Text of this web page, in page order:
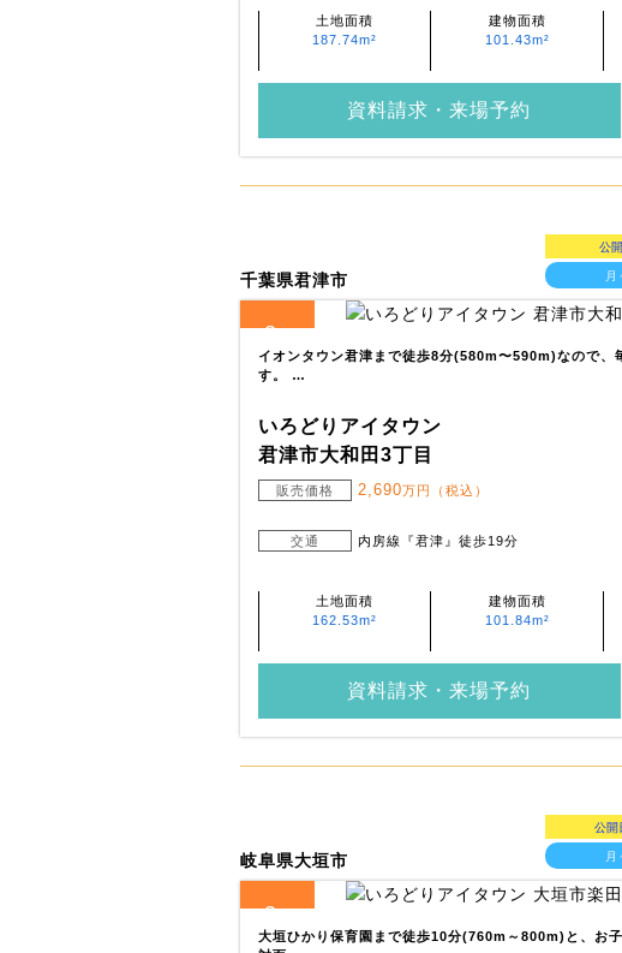
土地面積
187.74m²
建物面積
101.43m²
資料請求・来場予約
千葉県君津市
公
月
2
イオンタウン君津まで徒歩8分(580m〜590m)なので、
す。 …
いろどりアイタウン
君津市大和田3丁目
販売価格 2,690万円（税込）
交通 内房線『君津』徒歩19分
土地面積
162.53m²
建物面積
101.84m²
資料請求・来場予約
岐阜県大垣市
公開
月
3
大垣ひかり保育園まで徒歩10分(760m～800m)と、お子